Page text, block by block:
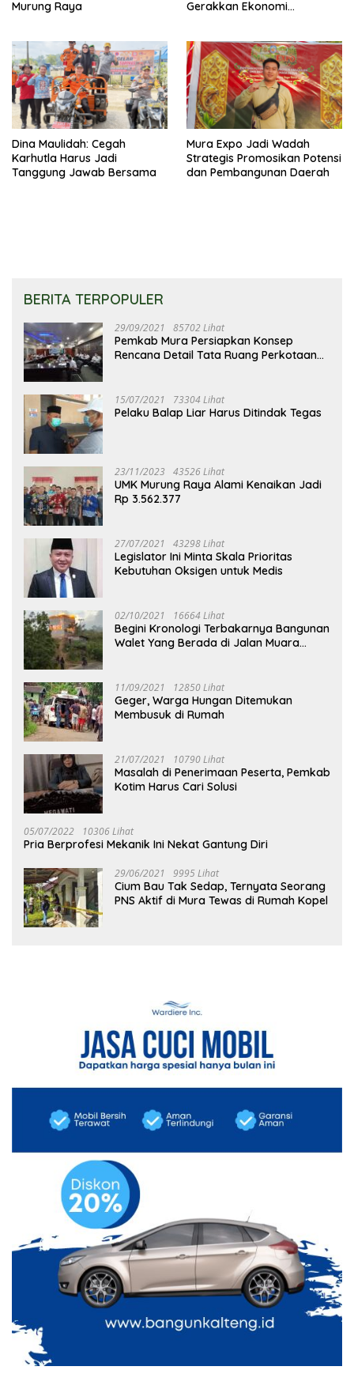
Murung Raya
Gerakkan Ekonomi
Dina Maulidah: Cegah
Karhutla Harus Jadi
Tanggung Jawab Bersama
Mura Expo Jadi Wadah
Strategis Promosikan Potensi
dan Pembangunan Daerah
BERITA TERPOPULER
29/09/2021 85702 Lihat
Pemkab Mura Persiapkan Konsep
Rencana Detail Tata Ruang Perkotaan
15/07/2021 73304 Lihat
Pelaku Balap Liar Harus Ditindak Tegas
23/11/2023 43526 Lihat
UMK Murung Raya Alami Kenaikan Jadi
Rp 3.562.377
27/07/2021 43298 Lihat
Legislator Ini Minta Skala Prioritas
Kebutuhan Oksigen untuk Medis
02/10/2021 16664 Lihat
Begini Kronologi Terbakarnya Bangunan
Walet Yang Berada di Jalan Muara
11/09/2021 12850 Lihat
Geger, Warga Hungan Ditemukan
Membusuk di Rumah
21/07/2021 10790 Lihat
Masalah di Penerimaan Peserta, Pemkab
Kotim Harus Cari Solusi
05/07/2022 10306 Lihat
Pria Berprofesi Mekanik Ini Nekat Gantung Diri
29/06/2021 9995 Lihat
Cium Bau Tak Sedap, Ternyata Seorang
PNS Aktif di Mura Tewas di Rumah Kopel